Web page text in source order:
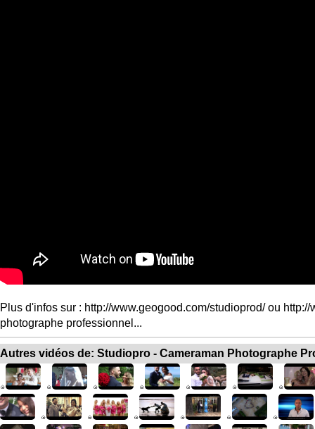
Plus d'infos sur : http://www.geogood.com/studioprod/ ou
photographe professionnel...
Autres vidéos de: Studiopro - Cameraman Photographe